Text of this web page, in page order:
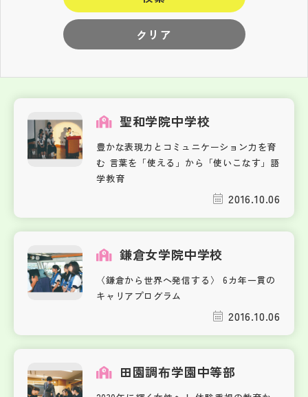
クリア
聖和学院中学校
豊かな表現力とコミュニケーション力を育
む 言葉を「使える」から「使いこなす」語
学教育
2016.10.06
鎌倉女学院中学校
〈鎌倉から世界へ発信する〉 6カ年一貫の
キャリアプログラム
2016.10.06
田園調布学園中等部